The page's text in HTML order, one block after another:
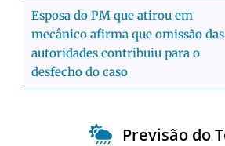
Esposa do PM que atirou em
mecânico afirma que omissão das
autoridades contribuiu para o
desfecho do caso
Previsão do